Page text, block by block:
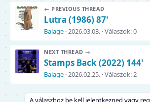
← PREVIOUS THREAD
Lutra (1986) 87'
Balage 2026.03.03. Válaszok: 0
NEXT THREAD →
Stamps Back (2022) 144'
Balage 2026.02.25. Válaszok: 2
A válaszhoz be kell jelentkezned vagy